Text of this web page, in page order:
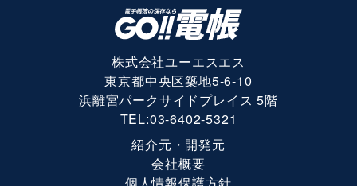
株式会社ユーエスエス
東京都中央区築地5-6-10
浜離宮パークサイドプレイス 5階
TEL:03-6402-5321
紹介元・開発元
会社概要
個人情報保護方針